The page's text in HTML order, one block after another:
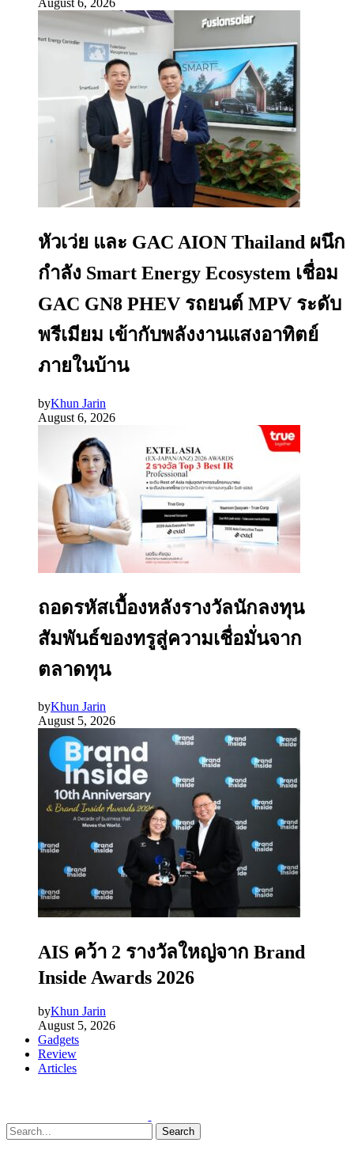
หัวเว่ย และ GAC AION Thailand ผนึก
กำลัง Smart Energy Ecosystem เชื่อม
GAC GN8 PHEV รถยนต์ MPV ระดับ
พรีเมียม เข้ากับพลังงานแสงอาทิตย์
ภายในบ้าน
byKhun Jarin
August 6, 2026
ถอดรหัสเบื้องหลังรางวัลนักลงทุน
สัมพันธ์ของทรูสู่ความเชื่อมั่นจาก
ตลาดทุน
byKhun Jarin
August 5, 2026
AIS คว้า 2 รางวัลใหญ่จาก Brand
Inside Awards 2026
byKhun Jarin
August 5, 2026
Gadgets
Review
Articles
Search